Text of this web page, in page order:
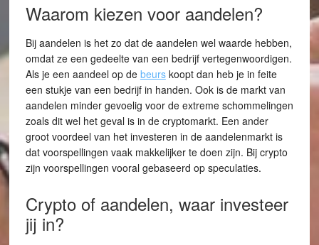
Waarom kiezen voor aandelen?
Bij aandelen is het zo dat de aandelen wel waarde hebben,
omdat ze een gedeelte van een bedrijf vertegenwoordigen.
Als je een aandeel op de beurskoopt dan heb je in feite
een stukje van een bedrijf in handen. Ook is de markt van
aandelen minder gevoelig voor de extreme schommelingen
zoals dit wel het geval is in de cryptomarkt. Een ander
groot voordeel van het investeren in de aandelenmarkt is
dat voorspellingen vaak makkelijker te doen zijn. Bij crypto
zijn voorspellingen vooral gebaseerd op speculaties.
Crypto of aandelen, waar investeer
jij in?